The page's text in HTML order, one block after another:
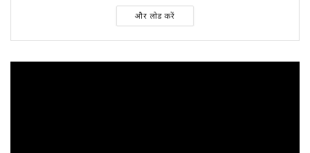
और लोड करें